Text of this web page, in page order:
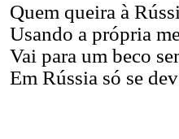
Quem queira à
Usando a própria
Vai para um beco
Em Rússia só se